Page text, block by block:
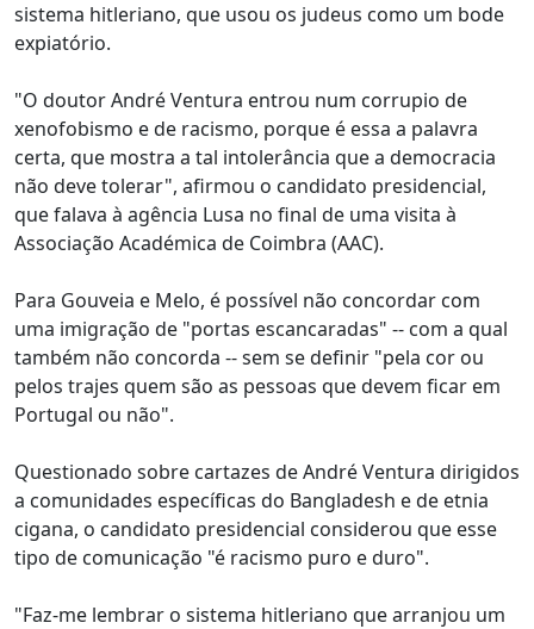
sistema hitleriano, que usou os judeus como um bode
expiatório.
"O doutor André Ventura entrou num corrupio de
xenofobismo e de racismo, porque é essa a palavra
certa, que mostra a tal intolerância que a democracia
não deve tolerar", afirmou o candidato presidencial,
que falava à agência Lusa no final de uma visita à
Associação Académica de Coimbra (AAC).
Para Gouveia e Melo, é possível não concordar com
uma imigração de "portas escancaradas" -- com a qual
também não concorda -- sem se definir "pela cor ou
pelos trajes quem são as pessoas que devem ficar em
Portugal ou não".
Questionado sobre cartazes de André Ventura dirigidos
a comunidades específicas do Bangladesh e de etnia
cigana, o candidato presidencial considerou que esse
tipo de comunicação "é racismo puro e duro".
"Faz-me lembrar o sistema hitleriano que arranjou um